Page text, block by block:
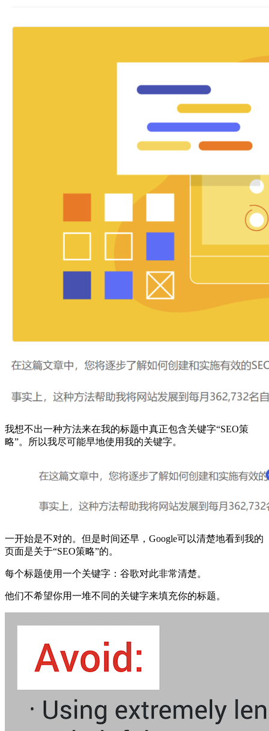
我想不出一种方法来在我的标题中真正包含关键字“SEO策
略”。所以我尽可能早地使用我的关键字。
一开始是不对的。但是时间还早，Google可以清楚地看到我的
页面是关于“SEO策略”的。
每个标题使用一个关键字：谷歌对此非常清楚。
他们不希望你用一堆不同的关键字来填充你的标题。